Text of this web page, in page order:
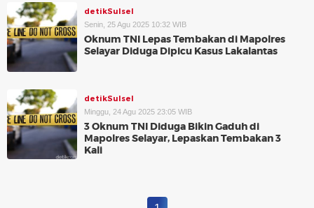
detikSulsel
Senin, 25 Agu 2025 10:32 WIB
Oknum TNI Lepas Tembakan di Mapolres
Selayar Diduga Dipicu Kasus Lakalantas
detikSulsel
Minggu, 24 Agu 2025 23:05 WIB
3 Oknum TNI Diduga Bikin Gaduh di
Mapolres Selayar, Lepaskan Tembakan 3
Kali